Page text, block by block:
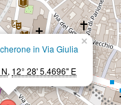
×
in Via Giulia
, 12° 28' 5.4696" E